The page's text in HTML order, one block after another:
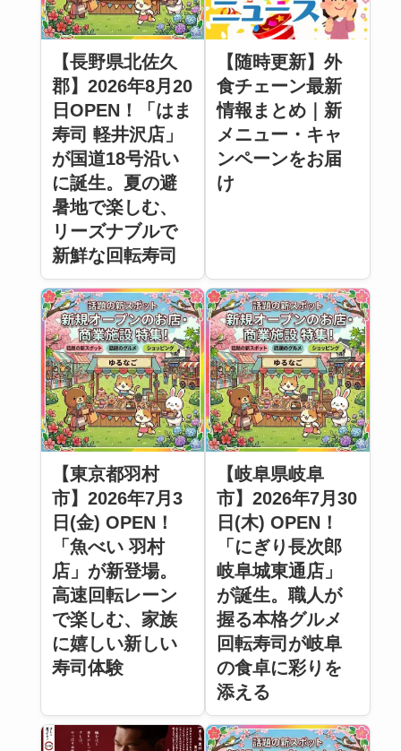
【長野県北佐久
郡】2026年8月20
日OPEN！「はま
寿司 軽井沢店」
が国道18号沿い
に誕生。夏の避
暑地で楽しむ、
リーズナブルで
新鮮な回転寿司
【随時更新】外
食チェーン最新
情報まとめ｜新
メニュー・キャ
ンペーンをお届
け
【東京都羽村
市】2026年7月3
日(金) OPEN！
「魚べい 羽村
店」が新登場。
高速回転レーン
で楽しむ、家族
に嬉しい新しい
寿司体験
【岐阜県岐阜
市】2026年7月30
日(木) OPEN！
「にぎり長次郎
岐阜城東通店」
が誕生。職人が
握る本格グルメ
回転寿司が岐阜
の食卓に彩りを
添える